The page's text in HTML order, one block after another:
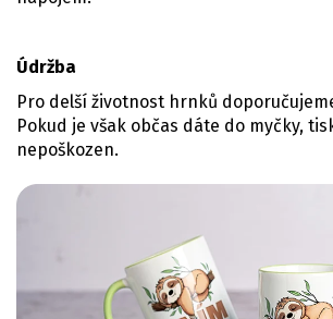
Údržba
Pro delší životnost hrnků
Pokud je však občas dáte do myčky,
nepoškozen.